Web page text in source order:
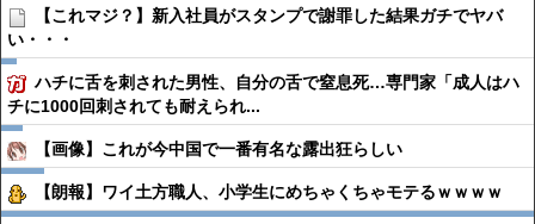
【これマジ？】新入社員がスタンプで謝罪した結果ガチでヤバ
い・・・
ハチに舌を刺された男性、自分の舌で窒息死…専門家「成人はハ
チに1000回刺されても耐えられ...
【画像】これが今中国で一番有名な露出狂らしい
【朗報】ワイ土方職人、小学生にめちゃくちゃモテるｗｗｗｗ